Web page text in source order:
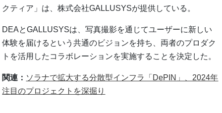
クティア」は、株式会社GALLUSYSが提供している。
DEAとGALLUSYSは、写真撮影を通じてユーザーに新しい
体験を届けるという共通のビジョンを持ち、両者のプロダク
トを活用したコラボレーションを実施することを決定した。
関連： ソラナで拡大する分散型インフラ「DePIN」、2024年
注目のプロジェクトを深掘り